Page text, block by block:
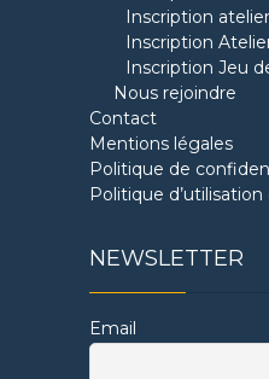
Inscription
Inscription
Inscription Jeu
Nous rejoindre
Contact
Mentions légales
Politique de
Politique
NEWSLETTER
Email